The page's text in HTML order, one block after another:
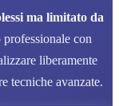
ma limitato da
con
liberamente
tecniche avanzate.